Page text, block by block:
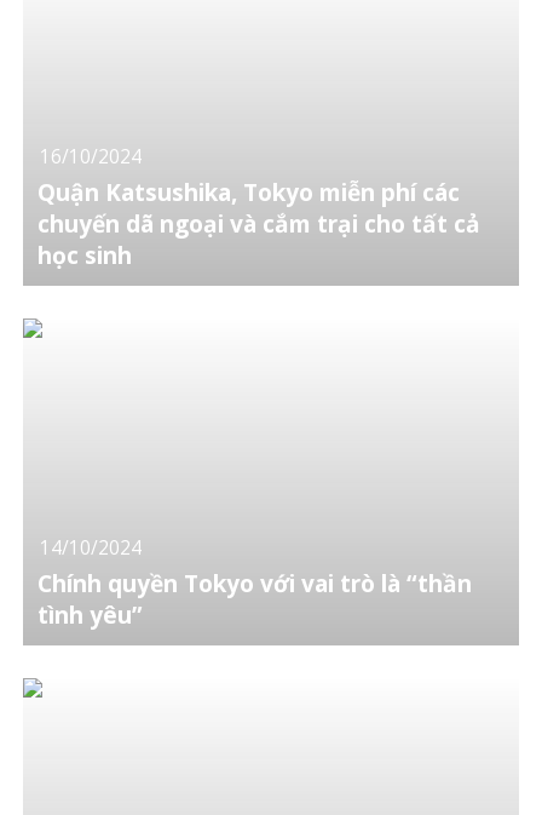
16/10/2024
Quận Katsushika, Tokyo miễn phí các
chuyến dã ngoại và cắm trại cho tất cả
học sinh
14/10/2024
Chính quyền Tokyo với vai trò là “thần
tình yêu”